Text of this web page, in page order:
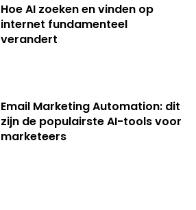
Hoe AI zoeken en vinden op
internet fundamenteel
verandert
Email Marketing Automation: dit
zijn de populairste AI-tools voor
marketeers